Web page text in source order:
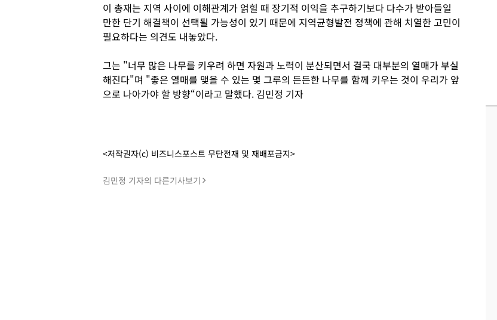
이 총재는 지역 사이에 이해관계가 얽힐 때 장기적 이익을 추구하기보다 다수가 받아들일
만한 단기 해결책이 선택될 가능성이 있기 때문에 지역균형발전 정책에 관해 치열한 고민이
필요하다는 의견도 내놓았다.
그는 "너무 많은 나무를 키우려 하면 자원과 노력이 분산되면서 결국 대부분의 열매가 부실
해진다"며 "좋은 열매를 맺을 수 있는 몇 그루의 든든한 나무를 함께 키우는 것이 우리가 앞
으로 나아가야 할 방향“이라고 말했다. 김민정 기자
<저작권자(c) 비즈니스포스트 무단전재 및 재배포금지>
김민정 기자의 다른기사보기